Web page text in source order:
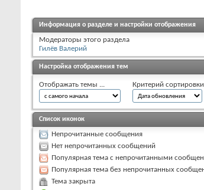
Информация о разделе и настройки отображения
Модераторы этого раздела
Гилёв Валерий
Настройка отображения тем
Отображать темы ... Критерий
Список иконок
Непрочитанные сообщения
Нет непрочитанных сообщений
Популярная тема с непрочитанными
Популярная тема без непрочитанных
Тема закрыта